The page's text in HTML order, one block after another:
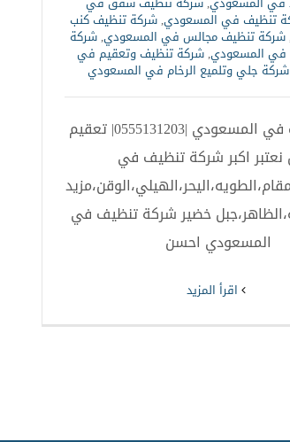
تنظيف في المسعودي,شركة تنظيف كنب
شركة تنظيف مجالس في المسعودي,شركة
في المسعودي,شركة تنظيف وتعقيم في
شركة جلي وتلميع الرخام في المسعودي
شركة تنظيف في المسعودي |0555131203| تعقيم
نعتبر اكبر شركة تنظيف في
خضير شركة تنظيف في
المسعودي احسن
‫اقرأ المزيد